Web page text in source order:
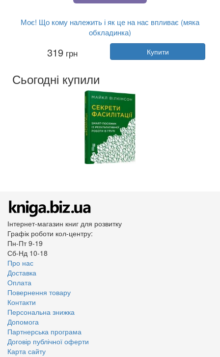
Моє! Що кому належить і як це на нас впливає (мяка
обкладинка)
Майкл Хеллер
Видавництво:Лабораторія
Мова:
319 грн Купити
Сьогодні купили
Інтернет-магазин книг для розвитку
Графік роботи кол-центру:
Пн-Пт 9-19
Сб-Нд 10-18
Про нас
Доставка
Оплата
Повернення товару
Контакти
Персональна знижка
Допомога
Партнерська програма
Договір публічної оферти
Карта сайту